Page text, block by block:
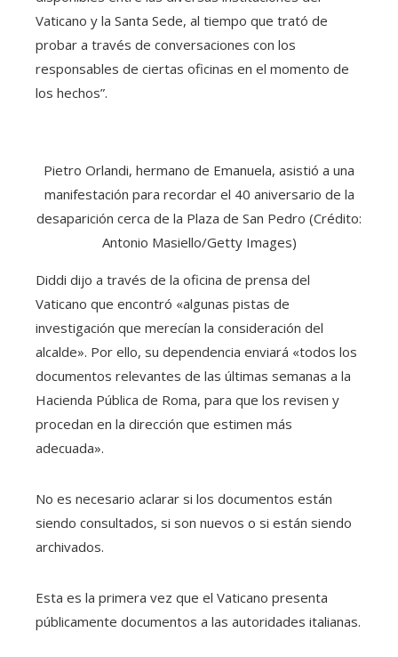
Vaticano y la Santa Sede, al tiempo que trató de
probar a través de conversaciones con los
responsables de ciertas oficinas en el momento de
los hechos”.
Pietro Orlandi, hermano de Emanuela, asistió a una
manifestación para recordar el 40 aniversario de la
desaparición cerca de la Plaza de San Pedro (Crédito:
Antonio Masiello/Getty Images)
Diddi dijo a través de la oficina de prensa del
Vaticano que encontró «algunas pistas de
investigación que merecían la consideración del
alcalde». Por ello, su dependencia enviará «todos los
documentos relevantes de las últimas semanas a la
Hacienda Pública de Roma, para que los revisen y
procedan en la dirección que estimen más
adecuada».
No es necesario aclarar si los documentos están
siendo consultados, si son nuevos o si están siendo
archivados.
Esta es la primera vez que el Vaticano presenta
públicamente documentos a las autoridades italianas.